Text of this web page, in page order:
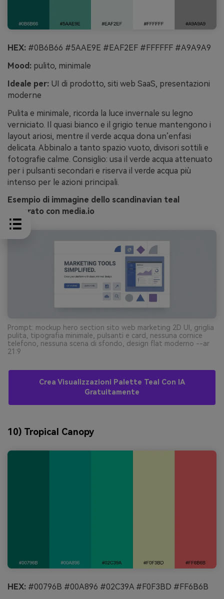
HEX: #0B6B66 #5AAE9E #EAF2EF #FFFFFF #A9A9A9
Mood: pulito, minimale
Ideale per: UI di prodotto, siti web SaaS, presentazioni
moderne
Pulita e minimale, ricorda la luce invernale su legno
verniciato. Il quasi bianco e il grigio tenue mantengono i
layout ariosi, mentre il verde acqua dona un’enfasi
delicata. Abbinalo a tanto spazio vuoto, divisori sottili e
fotografie calme. Consiglio: usa il verde acqua attenuato
per i pulsanti secondari e riserva il verde acqua più
intenso per le azioni principali.
Esempio di immagine dello scandinavian teal
generato con media.io
Prompt: mockup hero section sito web marketing 2D UI, griglia
pulita, tipografia minimale, pulsanti e card, nessuna cornice
telefono, nessuna scena di sfondo, design flat moderno --ar
21:9
Crea Visualizzazioni Palette Teal Con IA
Gratuitamente
10) Tropical Canopy
HEX: #00796B #00A896 #02C39A #F0F3BD #FF6B6B